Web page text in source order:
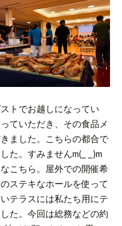
トでお越しになってい
ていただき、その食品メ
ました。
こちらの都合で
た。すみませんm(_ _)m
こちら。屋外での開催希
ステキなホールを使って
テラスには私たち用にテ
た。 今回は総務などの約